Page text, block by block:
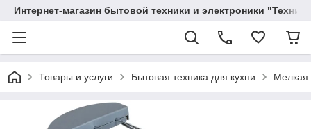
Интернет-магазин бытовой техники и электроники
Товары и услуги Бытовая техника для кухни Мелкая